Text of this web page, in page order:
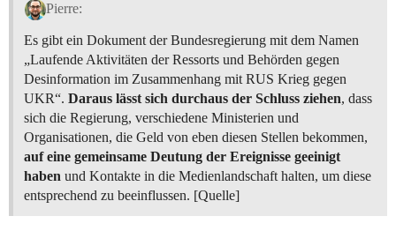
Pierre:
Es gibt ein Dokument der Bundesregierung mit dem Namen
„Laufende Aktivitäten der Ressorts und Behörden gegen
Desinformation im Zusammenhang mit RUS Krieg gegen
UKR“. Daraus lässt sich durchaus der Schluss ziehen, dass
sich die Regierung, verschiedene Ministerien und
Organisationen, die Geld von eben diesen Stellen bekommen,
auf eine gemeinsame Deutung der Ereignisse geeinigt
haben und Kontakte in die Medienlandschaft halten, um diese
entsprechend zu beeinflussen. [Quelle]